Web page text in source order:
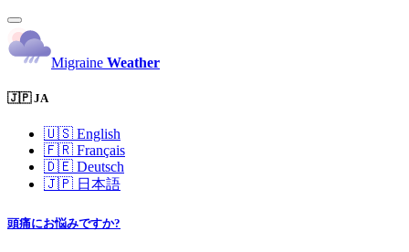
Migraine Weather
🇯🇵 JA
🇺🇸 English
🇫🇷 Français
🇩🇪 Deutsch
🇯🇵 日本語
頭痛にお悩みですか?